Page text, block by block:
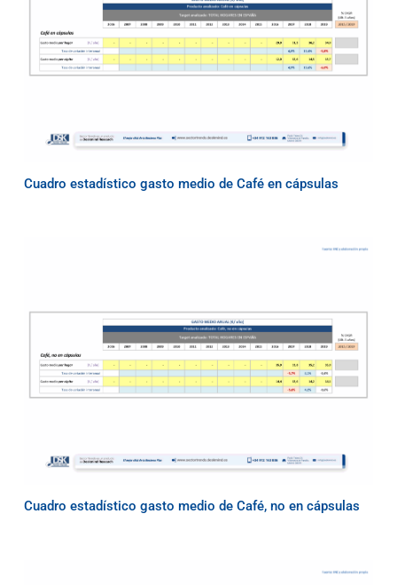
Cuadro estadístico gasto medio de Café en cápsulas
Cuadro estadístico gasto medio de Café, no en cápsulas